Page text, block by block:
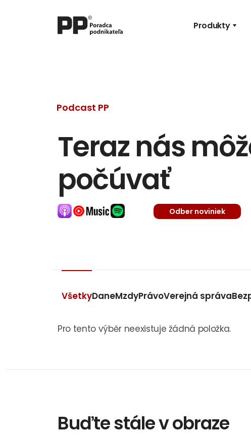
Produkty
Podcast PP
Teraz nás
počúvať
Odber noviniek
VšetkyDaneMzdyPrávoVerejná správa
Pro tento výběr neexistuje žádná položka.
Buďte stále v obraze